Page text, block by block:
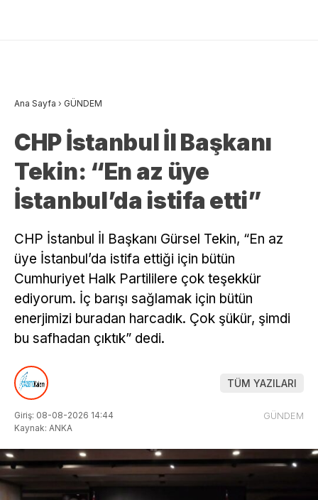
Ana Sayfa › GÜNDEM
CHP İstanbul İl Başkanı
Tekin: “En az üye
İstanbul’da istifa etti”
CHP İstanbul İl Başkanı Gürsel Tekin, “En az
üye İstanbul’da istifa ettiği için bütün
Cumhuriyet Halk Partililere çok teşekkür
ediyorum. İç barışı sağlamak için bütün
enerjimizi buradan harcadık. Çok şükür, şimdi
bu safhadan çıktık” dedi.
TÜM YAZILARI
Giriş: 08-08-2026 14:44
Kaynak: ANKA
GÜNDEM